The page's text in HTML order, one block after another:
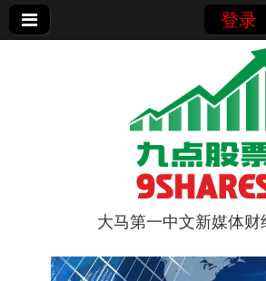
登录
9点股票
大马第一中文新媒体财